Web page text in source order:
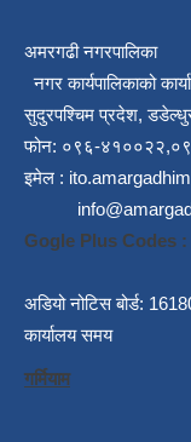
अमरगढी नगरपालिका
नगर कार्यपालिकाको
सुदुरपश्चिम प्रदेश,
फोन: ०९६-
इमेल :
Gogle Plus Codes
अडियो नोटिस बोर्ड:
कार्यालय समय
गर्मियाम